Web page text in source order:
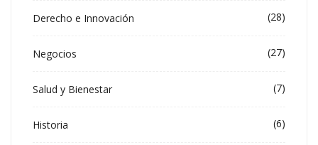
Derecho e Innovación (28)
Negocios (27)
Salud y Bienestar (7)
Historia (6)